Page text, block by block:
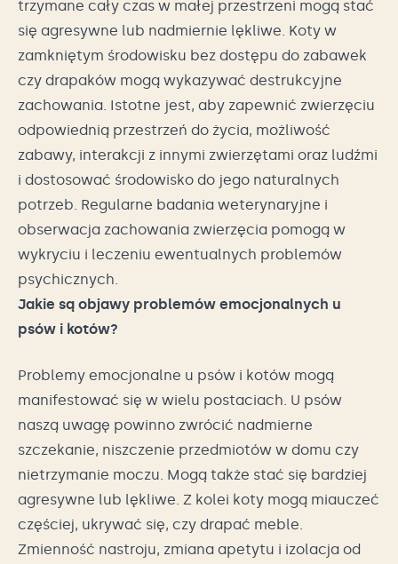
trzymane cały czas w małej przestrzeni mogą stać
się agresywne lub nadmiernie lękliwe. Koty w
zamkniętym środowisku bez dostępu do zabawek
czy drapaków mogą wykazywać destrukcyjne
zachowania. Istotne jest, aby zapewnić zwierzęciu
odpowiednią przestrzeń do życia, możliwość
zabawy, interakcji z innymi zwierzętami oraz ludźmi
i dostosować środowisko do jego naturalnych
potrzeb. Regularne badania weterynaryjne i
obserwacja zachowania zwierzęcia pomogą w
wykryciu i leczeniu ewentualnych problemów
psychicznych.
Jakie są objawy problemów emocjonalnych u
psów i kotów?
Problemy emocjonalne u psów i kotów mogą
manifestować się w wielu postaciach. U psów
naszą uwagę powinno zwrócić nadmierne
szczekanie, niszczenie przedmiotów w domu czy
nietrzymanie moczu. Mogą także stać się bardziej
agresywne lub lękliwe. Z kolei koty mogą miauczeć
częściej, ukrywać się, czy drapać meble.
Zmienność nastroju, zmiana apetytu i izolacja od